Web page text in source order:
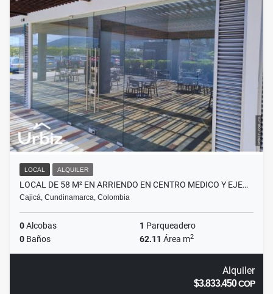
LOCAL ALQUILER
LOCAL DE 58 M² EN ARRIENDO EN CENTRO MEDICO Y EJE…
Cajicá, Cundinamarca, Colombia
0Alcobas 1 Parqueadero
0 Baños 62.11 Área m2
Alquiler
$3.833.450COP